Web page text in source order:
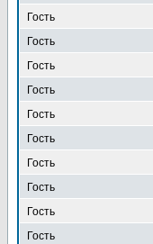
Гость
Гость
Гость
Гость
Гость
Гость
Гость
Гость
Гость
Гость